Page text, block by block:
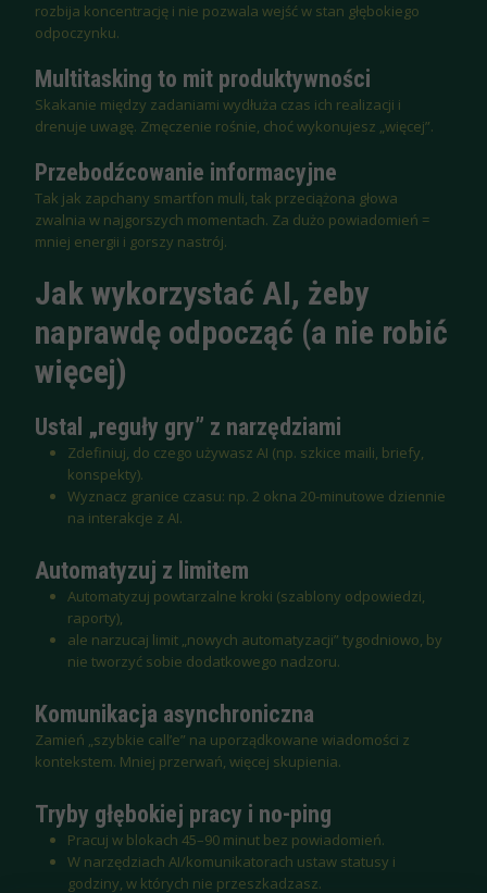
rozbija koncentrację i nie pozwala wejść w stan głębokiego
odpoczynku.
Multitasking to mit produktywności
Skakanie między zadaniami wydłuża czas ich realizacji i
drenuje uwagę. Zmęczenie rośnie, choć wykonujesz „więcej”.
Przebodźcowanie informacyjne
Tak jak zapchany smartfon muli, tak przeciążona głowa
zwalnia w najgorszych momentach. Za dużo powiadomień =
mniej energii i gorszy nastrój.
Jak wykorzystać AI, żeby
naprawdę odpocząć (a nie robić
więcej)
Ustal „reguły gry” z narzędziami
Zdefiniuj, do czego używasz AI (np. szkice maili, briefy,
konspekty).
Wyznacz granice czasu: np. 2 okna 20-minutowe dziennie
na interakcje z AI.
Automatyzuj z limitem
Automatyzuj powtarzalne kroki (szablony odpowiedzi,
raporty),
ale narzucaj limit „nowych automatyzacji” tygodniowo, by
nie tworzyć sobie dodatkowego nadzoru.
Komunikacja asynchroniczna
Zamień „szybkie call’e” na uporządkowane wiadomości z
kontekstem. Mniej przerwań, więcej skupienia.
Tryby głębokiej pracy i no-ping
Pracuj w blokach 45–90 minut bez powiadomień.
W narzędziach AI/komunikatorach ustaw statusy i
godziny, w których nie przeszkadzasz.